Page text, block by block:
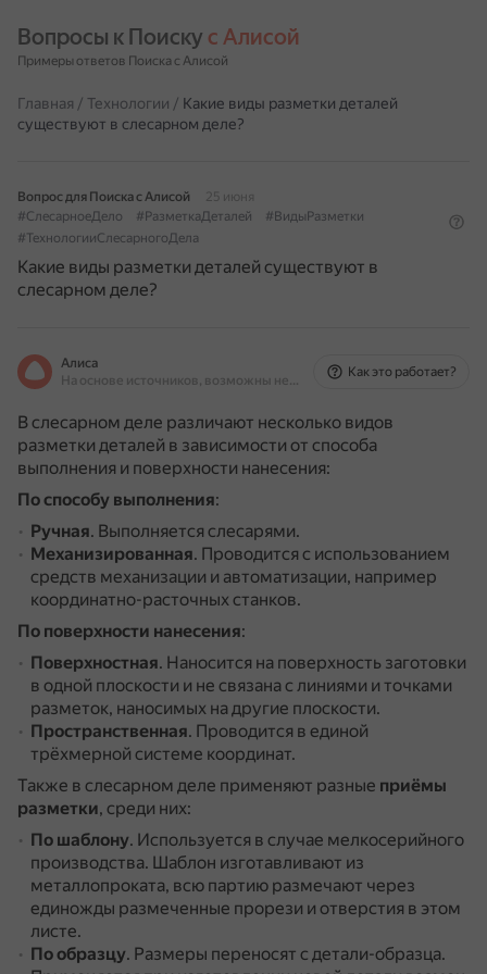
Вопросы к Поиску с Алисой
Примеры ответов Поиска с Алисой
Главная / Технологии / Какие виды разметки деталей
существуют в слесарном деле?
Вопрос для Поиска с Алисой
25 июня
#СлесарноеДело
#РазметкаДеталей
#ВидыРазметки
#ТехнологииСлесарногоДела
Какие виды разметки деталей существуют в
слесарном деле?
Алиса
На основе источников, возможны неточности
Как это работает?
В слесарном деле различают несколько видов
разметки деталей в зависимости от способа
выполнения и поверхности нанесения:
По способу выполнения:
Ручная. Выполняется слесарями.
Механизированная. Проводится с использованием
средств механизации и автоматизации, например
координатно-расточных станков.
По поверхности нанесения:
Поверхностная. Наносится на поверхность заготовки
в одной плоскости и не связана с линиями и точками
разметок, наносимых на другие плоскости.
Пространственная. Проводится в единой
трёхмерной системе координат.
Также в слесарном деле применяют разные приёмы
разметки, среди них:
По шаблону. Используется в случае мелкосерийного
производства. Шаблон изготавливают из
металлопроката, всю партию размечают через
единожды размеченные прорези и отверстия в этом
листе.
По образцу. Размеры переносят с детали-образца.